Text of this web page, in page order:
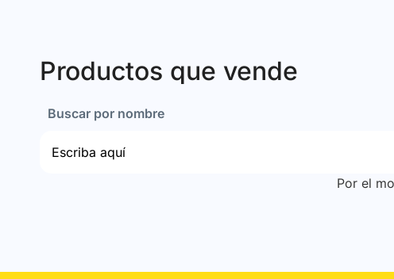
Productos que vende
Buscar por nombre
Por el